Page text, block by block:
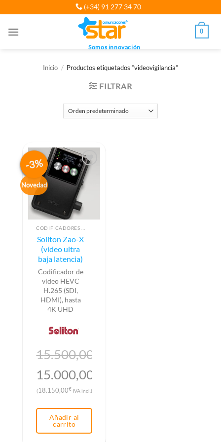
al
(+34) 91 277 34 70
Somos innovación
0
Inicio / Productos etiquetados “videovigilancia”
FILTRAR
-3%
Novedad
Soliton Zao-X
(vídeo ultra
baja latencia)
Codificador de
vídeo HEVC
H.265 (SDI,
HDMI), hasta
4K UHD
15.500,00
El
original
era:
15.500,00€.
15.000,00
El
actual
(18.150,00€IVA incl.)
Añadir al
carrito